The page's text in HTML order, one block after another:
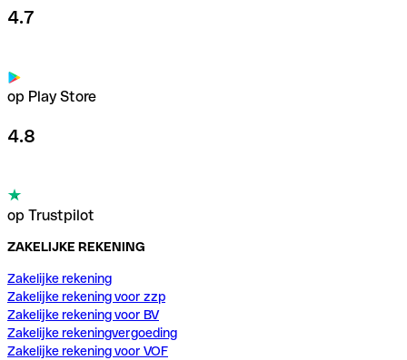
4.7
op Play Store
4.8
op Trustpilot
ZAKELIJKE REKENING
Zakelijke rekening
Zakelijke rekening voor zzp
Zakelijke rekening voor BV
Zakelijke rekeningvergoeding
Zakelijke rekening voor VOF